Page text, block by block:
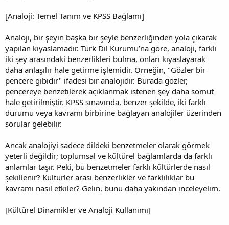
[Analoji: Temel Tanım ve KPSS Bağlamı]
Analoji, bir şeyin başka bir şeyle benzerliğinden yola çıkarak
yapılan kıyaslamadır. Türk Dil Kurumu’na göre, analoji, farklı
iki şey arasındaki benzerlikleri bulma, onları kıyaslayarak
daha anlaşılır hale getirme işlemidir. Örneğin, "Gözler bir
pencere gibidir" ifadesi bir analojidir. Burada gözler,
pencereye benzetilerek açıklanmak istenen şey daha somut
hale getirilmiştir. KPSS sınavında, benzer şekilde, iki farklı
durumu veya kavramı birbirine bağlayan analojiler üzerinden
sorular gelebilir.
Ancak analojiyi sadece dildeki benzetmeler olarak görmek
yeterli değildir; toplumsal ve kültürel bağlamlarda da farklı
anlamlar taşır. Peki, bu benzetmeler farklı kültürlerde nasıl
şekillenir? Kültürler arası benzerlikler ve farklılıklar bu
kavramı nasıl etkiler? Gelin, bunu daha yakından inceleyelim.
[Kültürel Dinamikler ve Analoji Kullanımı]